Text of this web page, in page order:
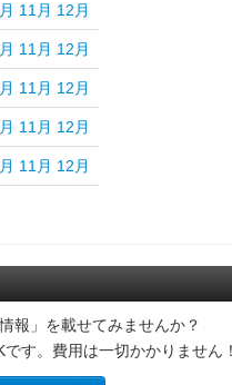
11月 12月
11月 12月
11月 12月
11月 12月
11月 12月
報」を載せてみませんか？
す。費用は一切かかりません